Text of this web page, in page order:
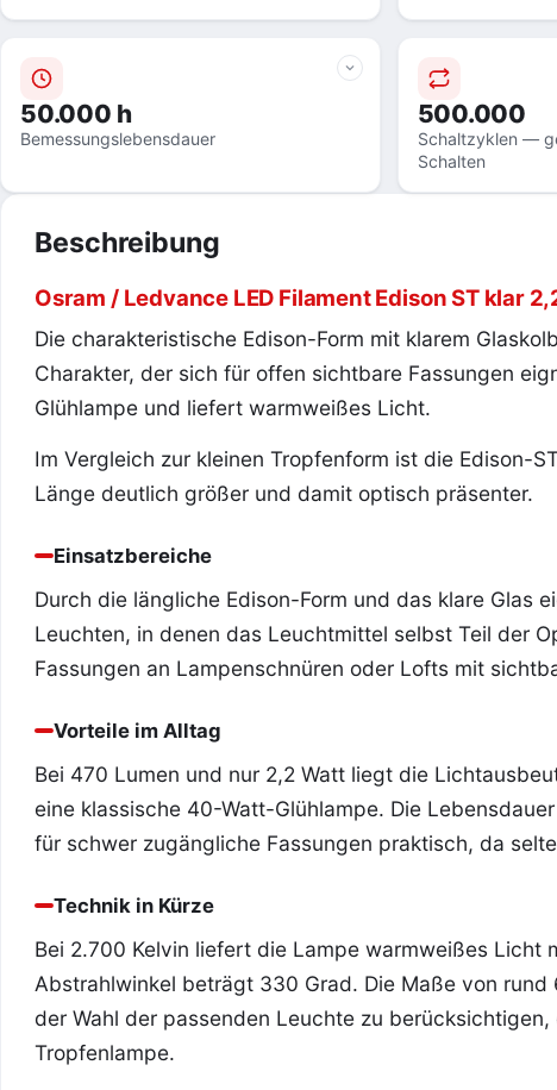
50.000 h
Bemessungslebensdauer
500.000
Schaltzyklen —
Schalten
Beschreibung
Osram / Ledvance LED Filament Edison ST klar
Die charakteristische Edison-Form mit klarem
Charakter, der sich für offen sichtbare Fassungen
Glühlampe und liefert warmweißes Licht.
Im Vergleich zur kleinen Tropfenform ist die Edison-
Länge deutlich größer und damit optisch präsenter.
Einsatzbereiche
Durch die längliche Edison-Form und das klare Glas
Leuchten, in denen das Leuchtmittel selbst Teil der
Fassungen an Lampenschnüren oder Lofts mit
Vorteile im Alltag
Bei 470 Lumen und nur 2,2 Watt liegt die
eine klassische 40-Watt-Glühlampe. Die
für schwer zugängliche Fassungen praktisch, da
Technik in Kürze
Bei 2.700 Kelvin liefert die Lampe warmweißes Licht
Abstrahlwinkel beträgt 330 Grad. Die Maße von
der Wahl der passenden Leuchte zu
Tropfenlampe.